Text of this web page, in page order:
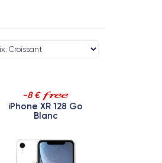
-8 €
iPhone XR 128 Go
Blanc